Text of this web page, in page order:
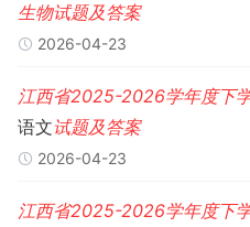
生物试题及答案
2026-04-23
江西省2025-2026学年度下
语文试题及答案
2026-04-23
江西省2025-2026学年度下